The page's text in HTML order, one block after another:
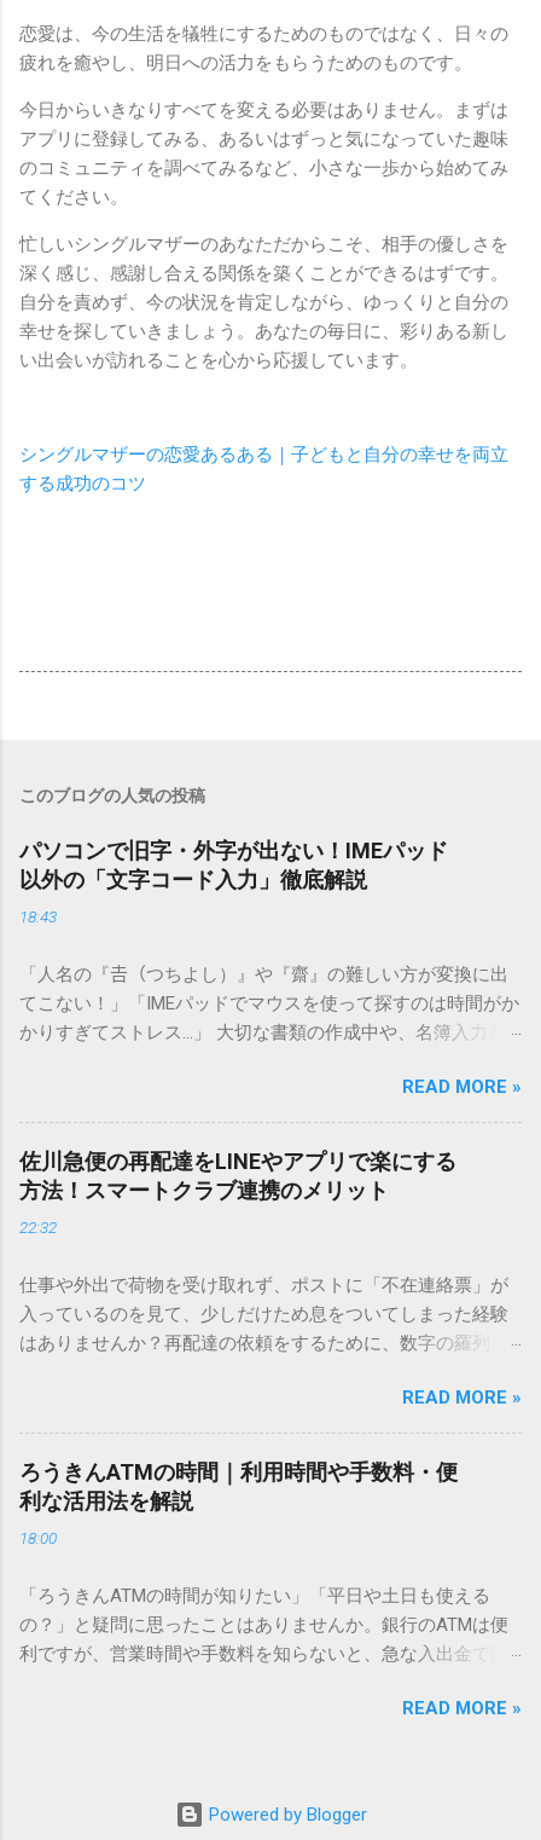
恋愛は、今の生活を犠牲にするためのものではなく、日々の
疲れを癒やし、明日への活力をもらうためのものです。
今日からいきなりすべてを変える必要はありません。まずは
アプリに登録してみる、あるいはずっと気になっていた趣味
のコミュニティを調べてみるなど、小さな一歩から始めてみ
てください。
忙しいシングルマザーのあなただからこそ、相手の優しさを
深く感じ、感謝し合える関係を築くことができるはずです。
自分を責めず、今の状況を肯定しながら、ゆっくりと自分の
幸せを探していきましょう。あなたの毎日に、彩りある新し
い出会いが訪れることを心から応援しています。
シングルマザーの恋愛あるある｜子どもと自分の幸せを両立
する成功のコツ
このブログの人気の投稿
パソコンで旧字・外字が出ない！IMEパッド
以外の「文字コード入力」徹底解説
18:43
「人名の『𠮷（つちよし）』や『齋』の難しい方が変換に出
てこない！」「IMEパッドでマウスを使って探すのは時間がか
かりすぎてストレス…」 大切な書類の作成中や、名簿入力を
てしまいますよね。多くの人が「IMEパッド（手書き入力）」
を使いますが、実はマウスで一画ずつ書くのは非効率です
し、似た漢字が多すぎて結局見つからないことも少なくあり
ません。 そこで今回は、IMEパッドを使わずに、特定のコー
ドを打ち込むだけで一瞬で旧字や外字、特殊記号を呼び出す
「文字コード入力」のテクニックを詳しく解説します。 この
必要はありません。 1. なぜ「変換」しても旧字・外字が出て
こないのか？ そもそも、なぜ普通の変換で出てこない漢字が
あるのでしょうか。その理由は、パソコンが文字を認識する
は、JIS規格（日本産業規格）によって「第1水準」「第2水
準」といった形で整理されています。しかし、人名や地名に
使われる非常に古い漢字（旧字）や、特定の組織だけで作ら
れた「外字」は、この一般的な変換リストに含まれていない
ン上のすべての文字には、いわば「住所」のような番号が割
り振られています。変換候補に出ない文字でも、この住所
（コード）を直接指定すれば、確実に呼び出すことができる
のです。 2. Windows標準機能！文字コードで漢字を出す「16
進数入力」 最も汎用性が高く、特別なソフトも不要なのが
20BB7）」を把握する。 入力モードを「半角」にする（※重
READ MORE »
佐川急便の再配達をLINEやアプリで楽にする
方法！スマートクラブ連携のメリット
22:32
仕事や外出で荷物を受け取れず、ポストに「不在連絡票」が
入っているのを見て、少しだけため息をついてしまった経験
はありませんか？再配達の依頼をするために、数字の羅列を
ことに申し訳なさを感じたりすることもあるかもしれませ
ん。 「もっとスムーズに、自分のタイミングで受け取りた
い」 「わざわざ電話をかけずに、スマホ一つで完結させた
い」 そんな願いを叶えてくれるのが、佐川急便の会員制サー
ビス「スマートクラブ」と、LINEや公式アプリの連携です。
これらを活用するだけで、再配達のストレスは驚くほど軽く
受け取り術と、連携による具体的なメリットを徹底解説しま
す。 佐川急便の再配達が劇的に変わる「スマートクラブ」と
は？ まず押さえておきたいのが、佐川急便の個人向け無料会
況をリアルタイムで管理するための基盤となるサービスで
が飛躍的に向上しています。登録を済ませておくだけで、荷
READ MORE »
ろうきんATMの時間｜利用時間や手数料・便
利な活用法を解説
18:00
「ろうきんATMの時間が知りたい」「平日や土日も使える
の？」と疑問に思ったことはありませんか。銀行のATMは便
利ですが、営業時間や手数料を知らないと、急な入出金で困
ATM営業時間や利用の注意点、便利な活用法 を詳しく解説し
です。 1-1. 店舗内ATM 平日：9:00〜17:00 土曜・日曜・祝
日：休止（※一部店舗では土曜日のみ利用可能） 店舗内ATM
READ MORE »
Powered by Blogger